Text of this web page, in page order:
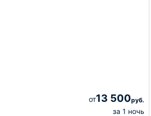
от13 500руб.
за 1 ночь